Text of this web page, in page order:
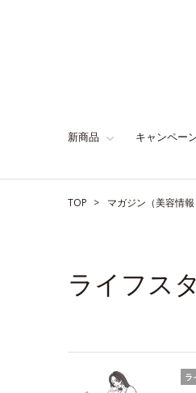
新商品 キャンペー
TOP マガジン（美容情報
ライフス
ラ